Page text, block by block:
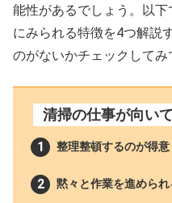
能性があるでしょう。以
にみられる特徴を4つ解説
のがないかチェックしてみ
清掃の仕事が向い
整理整頓するのが得意
黙々と作業を進められ